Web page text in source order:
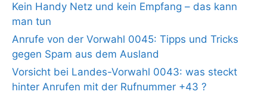
Kein Handy Netz und kein Empfang – das kann
man tun
Anrufe von der Vorwahl 0045: Tipps und Tricks
gegen Spam aus dem Ausland
Vorsicht bei Landes-Vorwahl 0043: was steckt
hinter Anrufen mit der Rufnummer +43 ?